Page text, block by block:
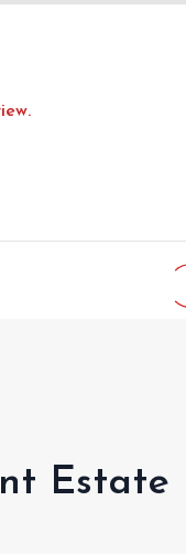
Estate